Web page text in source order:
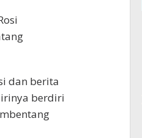
dan berita
berdiri